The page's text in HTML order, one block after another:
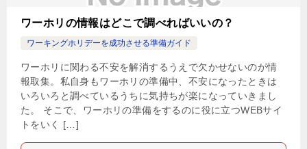
ワーホリの情報はどこで調べればいいの？
ワーキングホリデーを成功させる準備ガイド
ワーホリに関わる不安を解消するうえで欠かせないのが情
報取集。私自身もワーホリの準備中、不安になったときは
いろいろと調べているうちに気持ちが楽になっていきまし
た。 そこで、ワーホリの準備をするのに役に立つWEBサイ
トをいく […]